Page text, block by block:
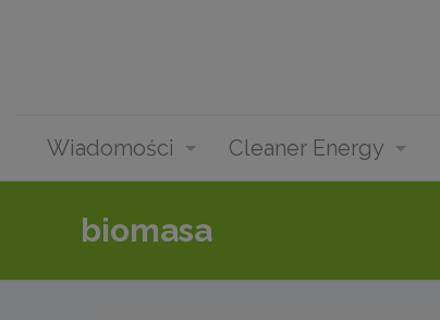
Wiadomości Cleaner Energy
biomasa